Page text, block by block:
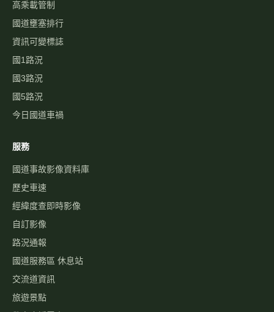
高乘載管制
國道壅塞排行
資訊可變標誌
國1路況
國3路況
國5路況
今日國道車禍
服務
國道事故影像資料庫
歷史車速
經緯度查即時影像
自訂影像
路況通報
國道服務區 休息站
交流道資訊
旅遊景點